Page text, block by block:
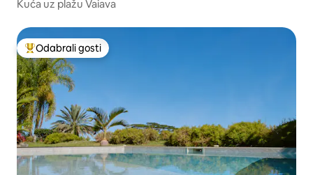
Kuća uz plažu Vaiava
Među najviše rangiranima s oznakom „Odabrali gosti”
Odabrali gosti